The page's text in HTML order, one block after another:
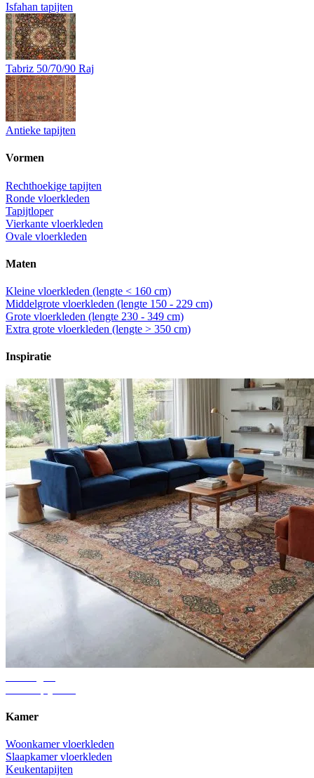
Isfahan tapijten
Tabriz 50/70/90 Raj
Antieke tapijten
Vormen
Rechthoekige tapijten
Ronde vloerkleden
Tapijtloper
Vierkante vloerkleden
Ovale vloerkleden
Maten
Kleine vloerkleden (lengte < 160 cm)
Middelgrote vloerkleden (lengte 150 - 229 cm)
Grote vloerkleden (lengte 230 - 349 cm)
Extra grote vloerkleden (lengte > 350 cm)
Inspiratie
Kamer
Woonkamer vloerkleden
Slaapkamer vloerkleden
Keukentapijten